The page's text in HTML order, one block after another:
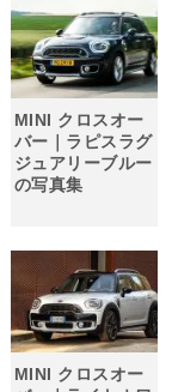
MINI クロスオー
バー｜ラピスラグ
ジュアリーブルー
の写真集
MINI クロスオー